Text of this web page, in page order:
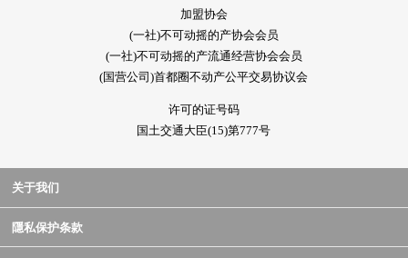
加盟协会
(一社)不可动摇的产协会会员
(一社)不可动摇的产流通经营协会会员
(国营公司)首都圈不动产公平交易协议会
许可的证号码
国土交通大臣(15)第777号
关于我们
隱私保护条款